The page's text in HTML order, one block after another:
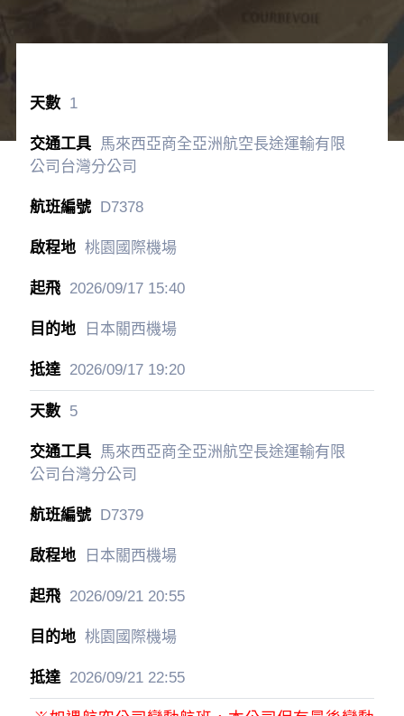
1
馬來西亞商全亞洲航空長途運輸有限
公司台灣分公司
D7378
桃園國際機場
2026/09/1715:40
日本關西機場
2026/09/1719:20
5
馬來西亞商全亞洲航空長途運輸有限
公司台灣分公司
D7379
日本關西機場
2026/09/2120:55
桃園國際機場
2026/09/2122:55